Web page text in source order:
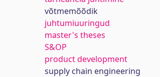
võtmemõõdik
juhtumiuuringud
master's theses
S&OP
product development
supply chain engineering